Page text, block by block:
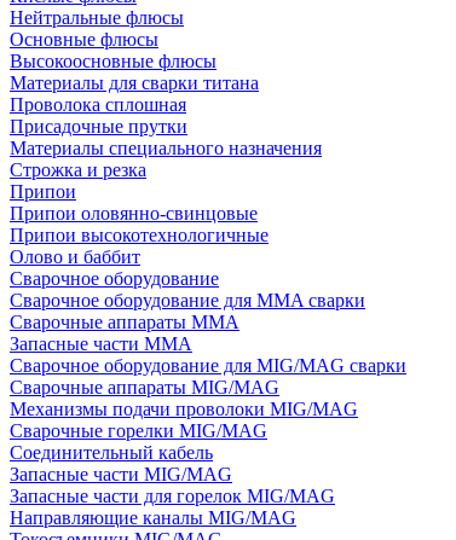
Нейтральные флюсы
Основные флюсы
Высокоосновные флюсы
Материалы для сварки титана
Проволока сплошная
Присадочные прутки
Материалы специального назначения
Строжка и резка
Припои
Припои оловянно-свинцовые
Припои высокотехнологичные
Олово и баббит
Сварочное оборудование
Сварочное оборудование для MMA сварки
Сварочные аппараты MMA
Запасные части MMA
Сварочное оборудование для MIG/MAG сварки
Сварочные аппараты MIG/MAG
Механизмы подачи проволоки MIG/MAG
Сварочные горелки MIG/MAG
Соединительный кабель
Запасные части MIG/MAG
Запасные части для горелок MIG/MAG
Направляющие каналы MIG/MAG